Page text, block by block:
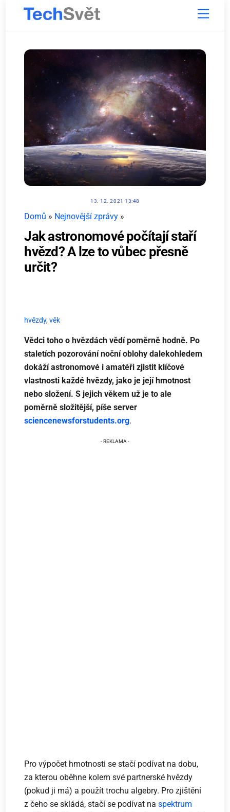
Menu
13. 12. 2021 13:48
Domů » Nejnovější zprávy »
Jak astronomové počítají staří
hvězd? A lze to vůbec přesně
určit?
hvězdy,věk
Vědci toho o hvězdách vědí poměrně hodně. Po
staletích pozorování noční oblohy dalekohledem
dokáží astronomové i amatéři zjistit klíčové
vlastnosti každé hvězdy, jako je její hmotnost
nebo složení. S jejich věkem už je to ale
poměrně složitější, píše server
sciencenewsforstudents.org.
Pro výpočet hmotnosti se stačí podívat na dobu,
za kterou oběhne kolem své partnerské hvězdy
(pokud ji má) a použít trochu algebry. Pro zjištění
z čeho se skládá, stačí se podívat naspektrum